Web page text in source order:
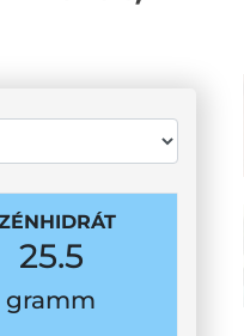
25.5
gramm